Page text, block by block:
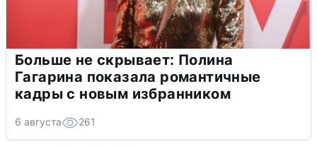
Больше не скрывает: Полина
Гагарина показала романтичные
кадры с новым избранником
6 августа 261